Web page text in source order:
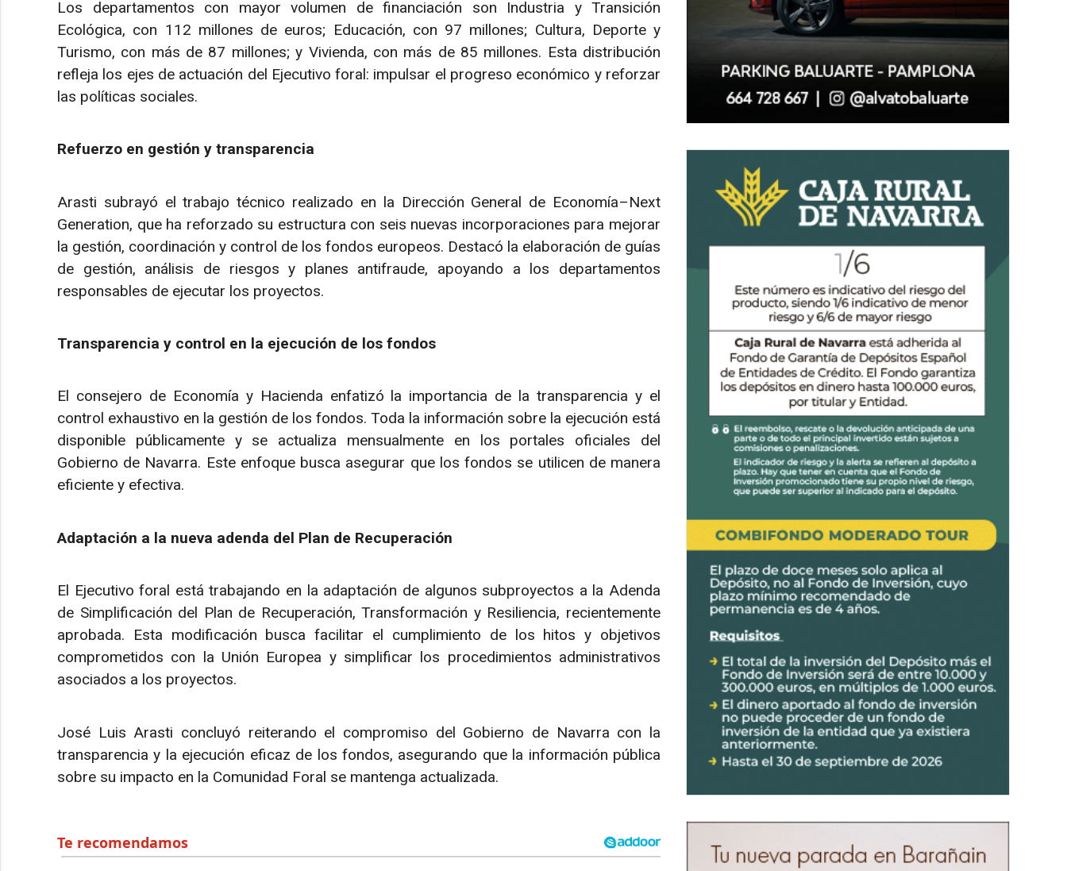
Los departamentos con mayor volumen de financiación son Industria y Transición
Ecológica, con 112 millones de euros; Educación, con 97 millones; Cultura, Deporte y
Turismo, con más de 87 millones; y Vivienda, con más de 85 millones. Esta distribución
refleja los ejes de actuación del Ejecutivo foral: impulsar el progreso económico y reforzar
las políticas sociales.
Refuerzo en gestión y transparencia
Arasti subrayó el trabajo técnico realizado en la Dirección General de Economía–Next
Generation, que ha reforzado su estructura con seis nuevas incorporaciones para mejorar
la gestión, coordinación y control de los fondos europeos. Destacó la elaboración de guías
de gestión, análisis de riesgos y planes antifraude, apoyando a los departamentos
responsables de ejecutar los proyectos.
Transparencia y control en la ejecución de los fondos
El consejero de Economía y Hacienda enfatizó la importancia de la transparencia y el
control exhaustivo en la gestión de los fondos. Toda la información sobre la ejecución está
disponible públicamente y se actualiza mensualmente en los portales oficiales del
Gobierno de Navarra. Este enfoque busca asegurar que los fondos se utilicen de manera
eficiente y efectiva.
Adaptación a la nueva adenda del Plan de Recuperación
El Ejecutivo foral está trabajando en la adaptación de algunos subproyectos a la Adenda
de Simplificación del Plan de Recuperación, Transformación y Resiliencia, recientemente
aprobada. Esta modificación busca facilitar el cumplimiento de los hitos y objetivos
comprometidos con la Unión Europea y simplificar los procedimientos administrativos
asociados a los proyectos.
José Luis Arasti concluyó reiterando el compromiso del Gobierno de Navarra con la
transparencia y la ejecución eficaz de los fondos, asegurando que la información pública
sobre su impacto en la Comunidad Foral se mantenga actualizada.